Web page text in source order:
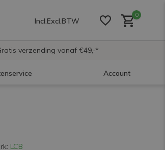
Incl.Excl.BTW
0
verzending vanaf €49,-*
Account
LCB